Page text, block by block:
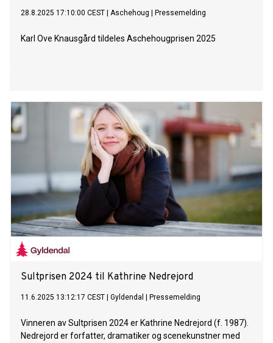
28.8.2025 17:10:00 CEST Aschehoug Pressemelding
Karl Ove Knausgård tildeles Aschehougprisen 2025
Sultprisen 2024 til Kathrine Nedrejord
11.6.2025 13:12:17 CEST Gyldendal Pressemelding
Vinneren av Sultprisen 2024 er Kathrine Nedrejord (f. 1987).
Nedrejord er forfatter, dramatiker og scenekunstner med